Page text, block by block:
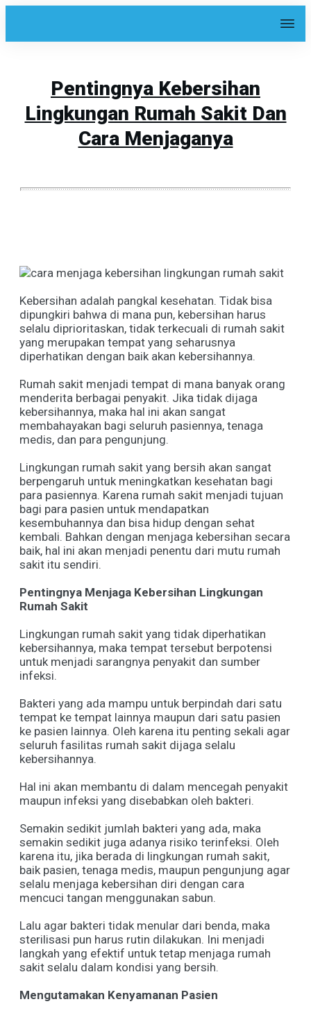
Pentingnya Kebersihan
Lingkungan Rumah Sakit Dan
Cara Menjaganya
Kebersihan adalah pangkal kesehatan. Tidak bisa
dipungkiri bahwa di mana pun, kebersihan harus
selalu diprioritaskan, tidak terkecuali di rumah sakit
yang merupakan tempat yang seharusnya
diperhatikan dengan baik akan kebersihannya.
Rumah sakit menjadi tempat di mana banyak orang
menderita berbagai penyakit. Jika tidak dijaga
kebersihannya, maka hal ini akan sangat
membahayakan bagi seluruh pasiennya, tenaga
medis, dan para pengunjung.
Lingkungan rumah sakit yang bersih akan sangat
berpengaruh untuk meningkatkan kesehatan bagi
para pasiennya. Karena rumah sakit menjadi tujuan
bagi para pasien untuk mendapatkan
kesembuhannya dan bisa hidup dengan sehat
kembali. Bahkan dengan menjaga kebersihan secara
baik, hal ini akan menjadi penentu dari mutu rumah
sakit itu sendiri.
Pentingnya Menjaga Kebersihan Lingkungan
Rumah Sakit
Lingkungan rumah sakit yang tidak diperhatikan
kebersihannya, maka tempat tersebut berpotensi
untuk menjadi sarangnya penyakit dan sumber
infeksi.
Bakteri yang ada mampu untuk berpindah dari satu
tempat ke tempat lainnya maupun dari satu pasien
ke pasien lainnya. Oleh karena itu penting sekali agar
seluruh fasilitas rumah sakit dijaga selalu
kebersihannya.
Hal ini akan membantu di dalam mencegah penyakit
maupun infeksi yang disebabkan oleh bakteri.
Semakin sedikit jumlah bakteri yang ada, maka
semakin sedikit juga adanya risiko terinfeksi. Oleh
karena itu, jika berada di lingkungan rumah sakit,
baik pasien, tenaga medis, maupun pengunjung agar
selalu menjaga kebersihan diri dengan cara
mencuci tangan menggunakan sabun.
Lalu agar bakteri tidak menular dari benda, maka
sterilisasi pun harus rutin dilakukan. Ini menjadi
langkah yang efektif untuk tetap menjaga rumah
sakit selalu dalam kondisi yang bersih.
Mengutamakan Kenyamanan Pasien